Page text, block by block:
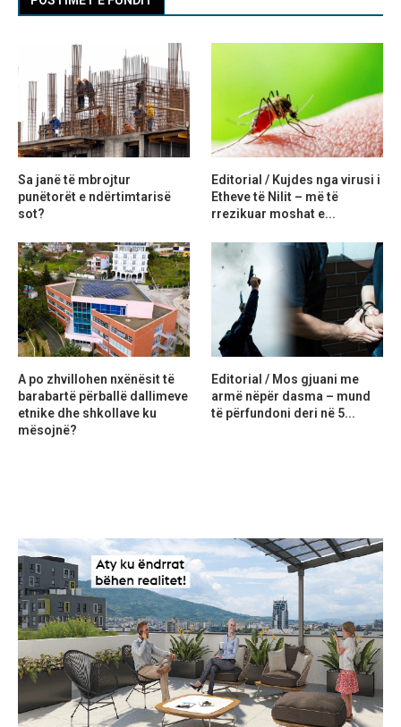
Sa janë të mbrojtur
punëtorët e ndërtimtarisë
sot?
Editorial / Kujdes nga virusi i
Etheve të Nilit – më të
rrezikuar moshat e...
A po zhvillohen nxënësit të
barabartë përballë dallimeve
etnike dhe shkollave ku
mësojnë?
Editorial / Mos gjuani me
armë nëpër dasma – mund
të përfundoni deri në 5...